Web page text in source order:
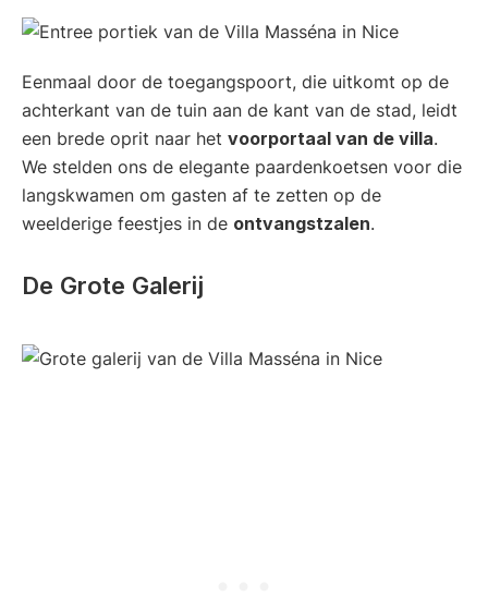
Eenmaal door de toegangspoort, die uitkomt op de
achterkant van de tuin aan de kant van de stad, leidt
een brede oprit naar het voorportaal van de villa.
We stelden ons de elegante paardenkoetsen voor die
langskwamen om gasten af te zetten op de
weelderige feestjes in de ontvangstzalen.
De Grote Galerij